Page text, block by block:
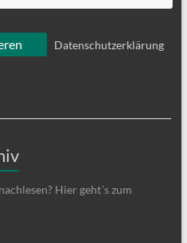
Datenschutzerklärung
Hier geht´s zum